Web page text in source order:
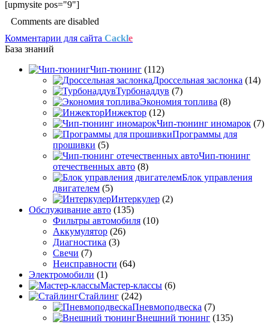
[upmysite pos="9"]
Comments are disabled
Комментарии для сайта Cackle
База знаний
Чип-тюнинг (112)
Дроссельная заслонка (14)
Турбонаддув (7)
Экономия топлива (8)
Инжектор (12)
Чип-тюнинг иномарок (7)
Программы для
прошивки (5)
Чип-тюнинг
отечественных авто (8)
Блок управления
двигателем (5)
Интеркулер (2)
Обслуживание авто (135)
Фильтры автомобиля (10)
Аккумулятор (26)
Диагностика (3)
Свечи (7)
Неисправности (64)
Электромобили (1)
Мастер-классы (6)
Стайлинг (242)
Пневмоподвеска (7)
Внешний тюнинг (135)